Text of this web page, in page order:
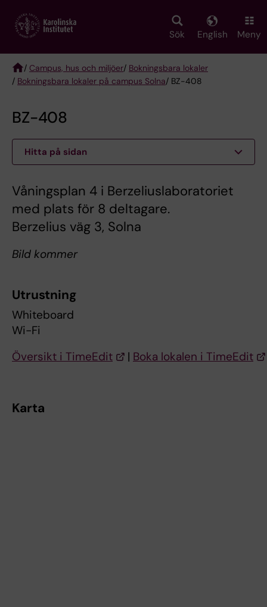
main
Sök English Meny
Breadcrumb
/ Campus, hus och miljöer/ Bokningsbara lokaler
/ Bokningsbara lokaler på campus Solna/ BZ-408
BZ-408
Hitta på sidan
Våningsplan 4 i Berzeliuslaboratoriet
med plats för 8 deltagare.
Berzelius väg 3, Solna
Bild kommer
Utrustning
Whiteboard
Wi-Fi
Översikt i TimeEdit
| Boka lokalen i TimeEdit
Karta